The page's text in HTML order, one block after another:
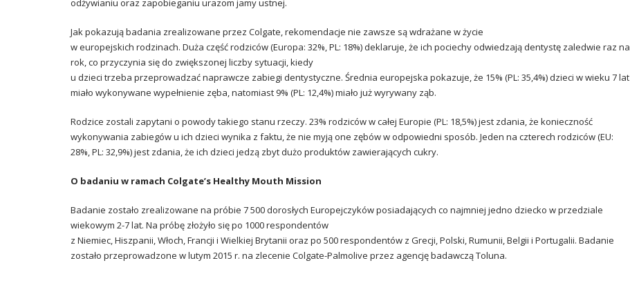
odżywianiu oraz zapobieganiu urazom jamy ustnej.
Jak pokazują badania zrealizowane przez Colgate, rekomendacje nie zawsze są wdrażane w życie
w europejskich rodzinach. Duża część rodziców (Europa: 32%, PL: 18%) deklaruje, że ich pociechy odwiedzają dentystę zaledwie raz na
rok, co przyczynia się do zwiększonej liczby sytuacji, kiedy
u dzieci trzeba przeprowadzać naprawcze zabiegi dentystyczne. Średnia europejska pokazuje, że 15% (PL: 35,4%) dzieci w wieku 7 lat
miało wykonywane wypełnienie zęba, natomiast 9% (PL: 12,4%) miało już wyrywany ząb.
Rodzice zostali zapytani o powody takiego stanu rzeczy. 23% rodziców w całej Europie (PL: 18,5%) jest zdania, że konieczność
wykonywania zabiegów u ich dzieci wynika z faktu, że nie myją one zębów w odpowiedni sposób. Jeden na czterech rodziców (EU:
28%, PL: 32,9%) jest zdania, że ich dzieci jedzą zbyt dużo produktów zawierających cukry.
O badaniu w ramach Colgate’s Healthy Mouth Mission
Badanie zostało zrealizowane na próbie 7 500 dorosłych Europejczyków posiadających co najmniej jedno dziecko w przedziale
wiekowym 2-7 lat. Na próbę złożyło się po 1000 respondentów
z Niemiec, Hiszpanii, Włoch, Francji i Wielkiej Brytanii oraz po 500 respondentów z Grecji, Polski, Rumunii, Belgii i Portugalii. Badanie
zostało przeprowadzone w lutym 2015 r. na zlecenie Colgate-Palmolive przez agencję badawczą Toluna.